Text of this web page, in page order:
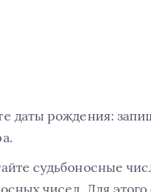
даты рождения:
судьбоносные
чисел. Для